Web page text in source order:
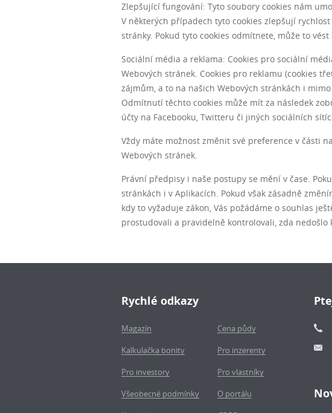
Zlepšující fungování: Tyto soubory cookies nám
V některých případech tyto cookies zlepšují
stránky. Pokud tyto cookies odmítnete, může to
Sociální média a reklama: Cookies pro sociální
Webových stránek. Cookies pro reklamu (cookies
zájmům, a to na našich Webových stránkách i
Odmítnutí těchto cookies může mít za následek
účty na Facebooku, Twitteru či jiných sociálních
Vždy máte možnost změnit své preference v části
Webových stránek.
Právní předpisy i naše postupy se mění v čase.
stránkách i v Aplikacích. Pokud však zásadně
kdy to vyžaduje zákon, Vás požádáme o souhlas
prostudovali a pravidelně kontrolovali, zda nedošlo
Rychlé odkazy
Magazín
Cena půdy
Kalkulačka bonity
Pro inzerenty
Pro investory
Pro vlastníky
Všeobecné podmínky
O portálu